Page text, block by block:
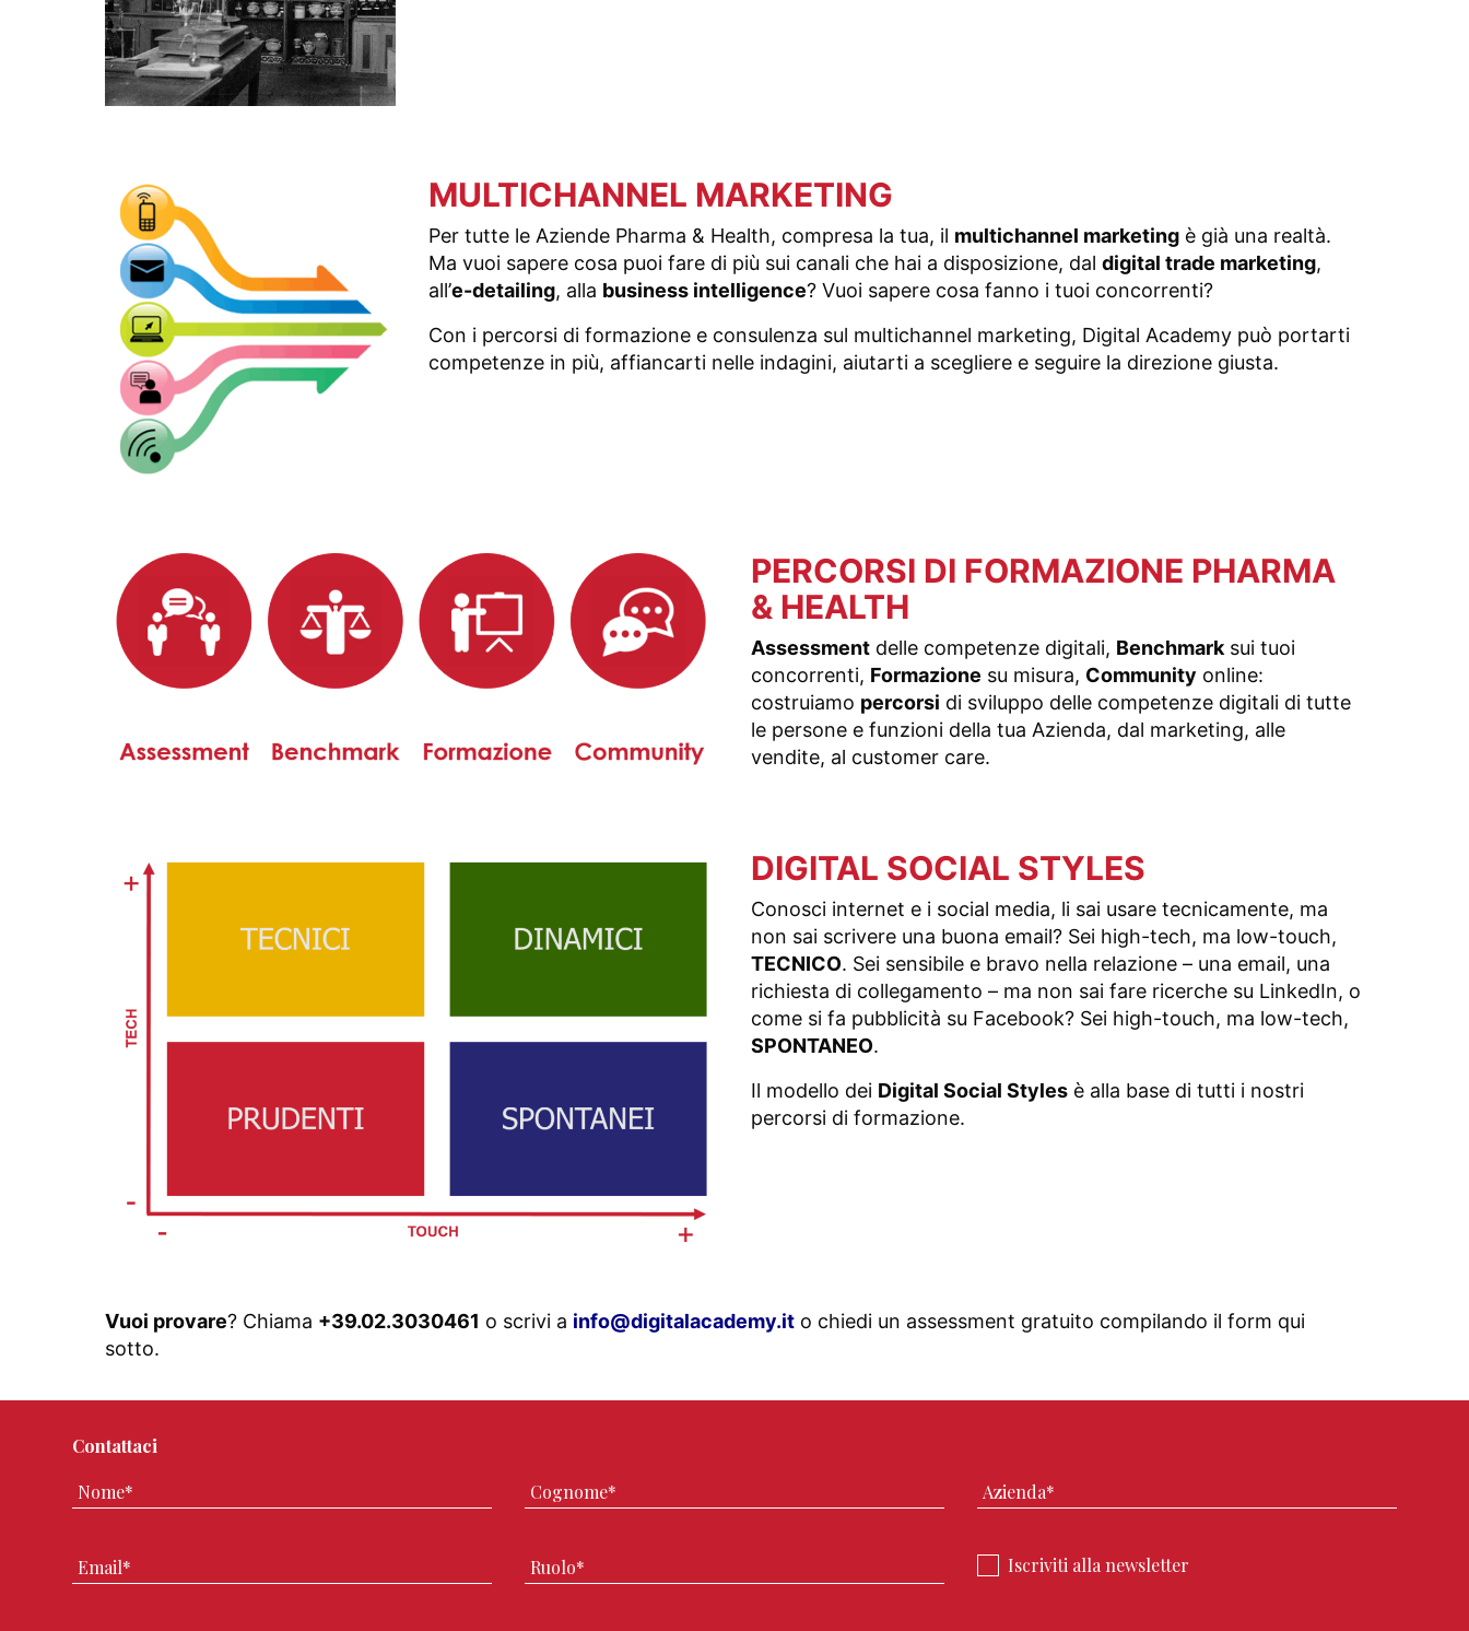
MULTICHANNEL MARKETING
Per tutte le Aziende Pharma & Health, compresa la tua, il multichannel marketingè già una realtà.
Ma vuoi sapere cosa puoi fare di più sui canali che hai a disposizione, dal digital trade marketing,
all’e-detailing, alla business intelligence? Vuoi sapere cosa fanno i tuoi concorrenti?
Con i percorsi di formazione e consulenza sul multichannel marketing, Digital Academy può portarti
competenze in più, affiancarti nelle indagini, aiutarti a scegliere e seguire la direzione giusta.
PERCORSI DI FORMAZIONE PHARMA
& HEALTH
Assessment delle competenze digitali, Benchmarksui tuoi
concorrenti, Formazione su misura, Community online:
costruiamo percorsi di sviluppo delle competenze digitali di tutte
le persone e funzioni della tua Azienda, dal marketing, alle
vendite, al customer care.
DIGITAL SOCIAL STYLES
Conosci internet e i social media, li sai usare tecnicamente, ma
non sai scrivere una buona email? Sei high-tech, ma low-touch,
TECNICO. Sei sensibile e bravo nella relazione – una email, una
richiesta di collegamento – ma non sai fare ricerche su LinkedIn, o
come si fa pubblicità su Facebook? Sei high-touch, ma low-tech,
SPONTANEO.
Il modello dei Digital Social Styles è alla base di tutti i nostri
percorsi di formazione.
Vuoi provare? Chiama +39.02.3030461 o scrivi a info@digitalacademy.it o chiedi un assessment gratuito compilando il form qui
sotto.
Contattaci
Iscriviti alla newsletter